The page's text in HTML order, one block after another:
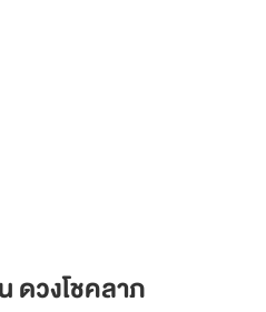
ดวงโชคลาภ